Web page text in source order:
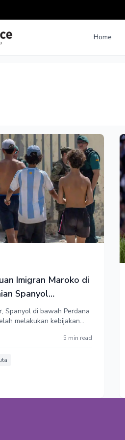
Home
Imigran Maroko di
Spanyol
Spanyol di bawah Perdana
melakukan kebijakan
sekonyong-konyong5 min read